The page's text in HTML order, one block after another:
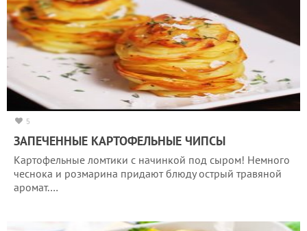
5
ЗАПЕЧЕННЫЕ КАРТОФЕЛЬНЫЕ ЧИПСЫ
Картофельные ломтики с начинкой под сыром! Немного
чеснока и розмарина придают блюду острый травяной
аромат.…